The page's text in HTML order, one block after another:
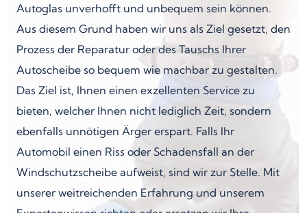
Autoglas unverhofft und unbequem sein können.
Aus diesem Grund haben wir uns als Ziel gesetzt, den
Prozess der Reparatur oder des Tauschs Ihrer
Autoscheibe so bequem wie machbar zu gestalten.
Das Ziel ist, Ihnen einen exzellenten Service zu
bieten, welcher Ihnen nicht lediglich Zeit, sondern
ebenfalls unnötigen Ärger erspart. Falls Ihr
Automobil einen Riss oder Schadensfall an der
Windschutzscheibe aufweist, sind wir zur Stelle. Mit
unserer weitreichenden Erfahrung und unserem